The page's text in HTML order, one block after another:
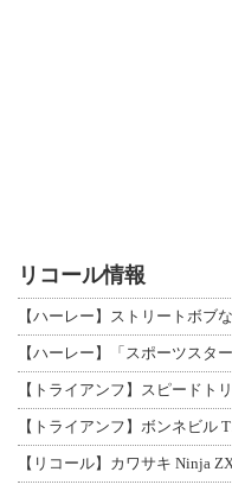
リコール情報
【ハーレー】ストリートボブ
【トライアンフ】スピードト
【リコール】カワサキ Ninja